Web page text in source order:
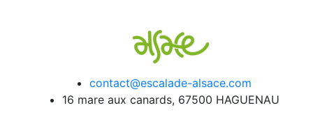
contact@escalade-alsace.com
16 mare aux canards, 67500 HAGUENAU